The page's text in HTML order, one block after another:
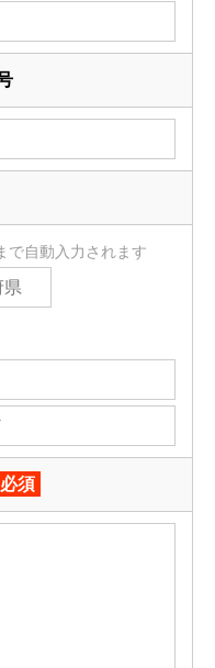
で自動入力されます
必須